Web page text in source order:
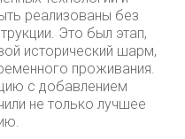
реализованы без
Это был этап,
исторический шарм,
проживания.
с добавлением
не только лучшее